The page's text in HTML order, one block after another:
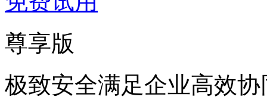
尊享版
极致安全满足企业高效